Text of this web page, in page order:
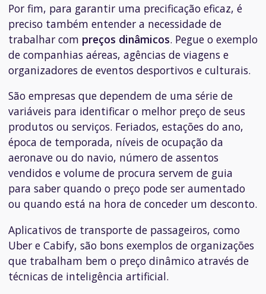
Por fim, para garantir uma precificação eficaz, é
preciso também entender a necessidade de
trabalhar com preços dinâmicos. Pegue o exemplo
de companhias aéreas, agências de viagens e
organizadores de eventos desportivos e culturais.
São empresas que dependem de uma série de
variáveis para identificar o melhor preço de seus
produtos ou serviços. Feriados, estações do ano,
época de temporada, níveis de ocupação da
aeronave ou do navio, número de assentos
vendidos e volume de procura servem de guia
para saber quando o preço pode ser aumentado
ou quando está na hora de conceder um desconto.
Aplicativos de transporte de passageiros, como
Uber e Cabify, são bons exemplos de organizações
que trabalham bem o preço dinâmico através de
técnicas de inteligência artificial.